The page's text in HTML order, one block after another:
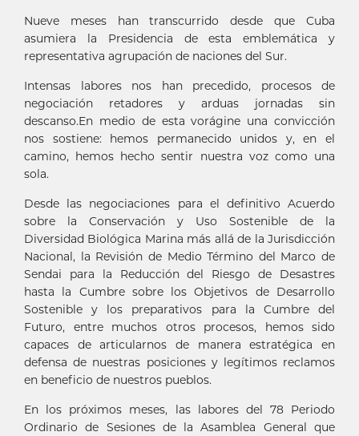
Nueve meses han transcurrido desde que Cuba
asumiera la Presidencia de esta emblemática y
representativa agrupación de naciones del Sur.
Intensas labores nos han precedido, procesos de
negociación retadores y arduas jornadas sin
descanso.En medio de esta vorágine una convicción
nos sostiene: hemos permanecido unidos y, en el
camino, hemos hecho sentir nuestra voz como una
sola.
Desde las negociaciones para el definitivo Acuerdo
sobre la Conservación y Uso Sostenible de la
Diversidad Biológica Marina más allá de la Jurisdicción
Nacional, la Revisión de Medio Término del Marco de
Sendai para la Reducción del Riesgo de Desastres
hasta la Cumbre sobre los Objetivos de Desarrollo
Sostenible y los preparativos para la Cumbre del
Futuro, entre muchos otros procesos, hemos sido
capaces de articularnos de manera estratégica en
defensa de nuestras posiciones y legítimos reclamos
en beneficio de nuestros pueblos.
En los próximos meses, las labores del 78 Periodo
Ordinario de Sesiones de la Asamblea General que